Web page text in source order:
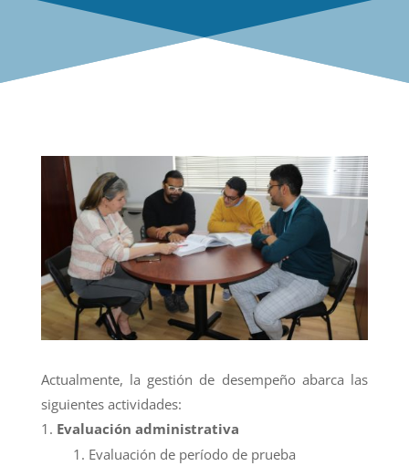
Actualmente, la gestión de desempeño abarca las
siguientes actividades:
Evaluación administrativa
Evaluación de período de prueba